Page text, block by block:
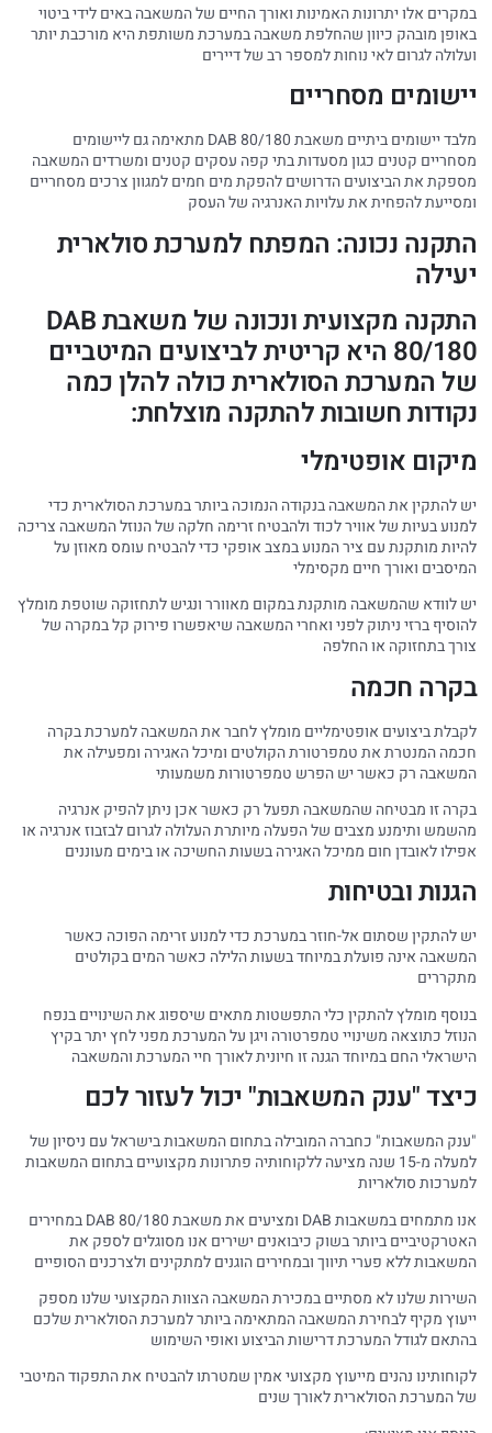
במקרים אלו יתרונות האמינות ואורך החיים של המשאבה באים לידי ביטוי
באופן מובהק כיוון שהחלפת משאבה במערכת משותפת היא מורכבת יותר
ועלולה לגרום לאי נוחות למספר רב של דיירים
יישומים מסחריים
מלבד יישומים ביתיים משאבת DAB 80/180 מתאימה גם ליישומים
מסחריים קטנים כגון מסעדות בתי קפה עסקים קטנים ומשרדים המשאבה
מספקת את הביצועים הדרושים להפקת מים חמים למגוון צרכים מסחריים
ומסייעת להפחית את עלויות האנרגיה של העסק
התקנה נכונה: המפתח למערכת סולארית
יעילה
התקנה מקצועית ונכונה של משאבת DAB
80/180 היא קריטית לביצועים המיטביים
של המערכת הסולארית כולה להלן כמה
נקודות חשובות להתקנה מוצלחת:
מיקום אופטימלי
יש להתקין את המשאבה בנקודה הנמוכה ביותר במערכת הסולארית כדי
למנוע בעיות של אוויר לכוד ולהבטיח זרימה חלקה של הנוזל המשאבה צריכה
להיות מותקנת עם ציר המנוע במצב אופקי כדי להבטיח עומס מאוזן על
המיסבים ואורך חיים מקסימלי
יש לוודא שהמשאבה מותקנת במקום מאוורר ונגיש לתחזוקה שוטפת מומלץ
להוסיף ברזי ניתוק לפני ואחרי המשאבה שיאפשרו פירוק קל במקרה של
צורך בתחזוקה או החלפה
בקרה חכמה
לקבלת ביצועים אופטימליים מומלץ לחבר את המשאבה למערכת בקרה
חכמה המנטרת את טמפרטורת הקולטים ומיכל האגירה ומפעילה את
המשאבה רק כאשר יש הפרש טמפרטורות משמעותי
בקרה זו מבטיחה שהמשאבה תפעל רק כאשר אכן ניתן להפיק אנרגיה
מהשמש ותימנע מצבים של הפעלה מיותרת העלולה לגרום לבזבוז אנרגיה או
אפילו לאובדן חום ממיכל האגירה בשעות החשיכה או בימים מעוננים
הגנות ובטיחות
יש להתקין שסתום אל-חוזר במערכת כדי למנוע זרימה הפוכה כאשר
המשאבה אינה פועלת במיוחד בשעות הלילה כאשר המים בקולטים
מתקררים
בנוסף מומלץ להתקין כלי התפשטות מתאים שיספוג את השינויים בנפח
הנוזל כתוצאה משינויי טמפרטורה ויגן על המערכת מפני לחץ יתר בקיץ
הישראלי החם במיוחד הגנה זו חיונית לאורך חיי המערכת והמשאבה
כיצד "ענק המשאבות" יכול לעזור לכם
"ענק המשאבות" כחברה המובילה בתחום המשאבות בישראל עם ניסיון של
למעלה מ-15 שנה מציעה ללקוחותיה פתרונות מקצועיים בתחום המשאבות
למערכות סולאריות
אנו מתמחים במשאבות DAB ומציעים את משאבת DAB 80/180 במחירים
האטרקטיביים ביותר בשוק כיבואנים ישירים אנו מסוגלים לספק את
המשאבות ללא פערי תיווך ובמחירים הוגנים למתקינים ולצרכנים הסופיים
השירות שלנו לא מסתיים במכירת המשאבה הצוות המקצועי שלנו מספק
ייעוץ מקיף לבחירת המשאבה המתאימה ביותר למערכת הסולארית שלכם
בהתאם לגודל המערכת דרישות הביצוע ואופי השימוש
לקוחותינו נהנים מייעוץ מקצועי אמין שמטרתו להבטיח את התפקוד המיטבי
של המערכת הסולארית לאורך שנים